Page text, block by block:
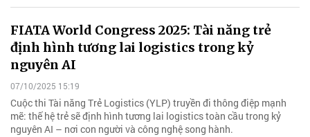
FIATA World Congress 2025: Tài năng trẻ
định hình tương lai logistics trong kỷ
nguyên AI
07/10/2025 15:19
Cuộc thi Tài năng Trẻ Logistics (YLP) truyền đi thông điệp mạnh
mẽ: thế hệ trẻ sẽ định hình tương lai logistics toàn cầu trong kỷ
nguyên AI – nơi con người và công nghệ song hành.